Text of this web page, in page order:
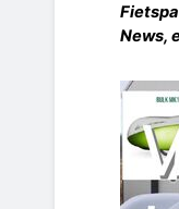
News,